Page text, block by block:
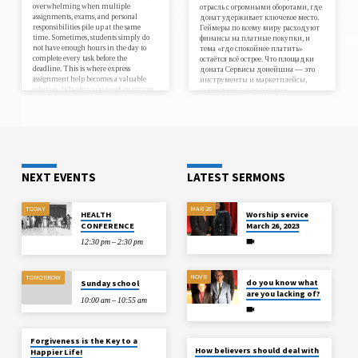
overwhelming when multiple
assignments, exams, and personal
responsibilities pile up at the same
time. Sometimes, students simply do
not have enough hours in the day to
complete every task before the
deadline. This is where express
assignment help becomes a valuable
solution. Whether you need an urgent
отрасль с огромными оборотами, где
донат удерживает ключевое место.
Геймеры по всему миру расходуют
финансы на платные покупки, и
тема «где спокойнее платить»
остаётся всё острее. Что площадки
доната Сервисы донейшна — это
инструменты и маркетплейсы,
через посредство которых
…
NEXT EVENTS
TODAY
HEALTH
CONFERENCE
12:30 pm – 2:30 pm
TOMORROW
Sunday school
10:00 am – 10:55 am
Forgiveness is the Key to a
Happier Life!
LATEST SERMONS
MAR 26
Worship service
March 26, 2023
NOV 8
do you know what
are you lacking of?
How believers should deal with